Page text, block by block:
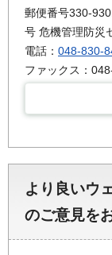
郵便番号330-
号 危機管理防災
電話： 048-830-
ファックス：
より良いウ
のご意見を